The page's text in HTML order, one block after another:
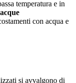
temperatura e in
con acqua e
si avvalgono di